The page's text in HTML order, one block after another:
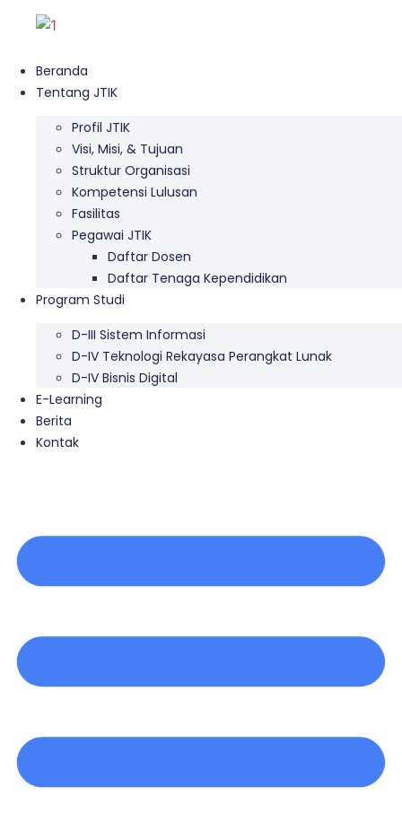
contentBeranda
Tentang JTIK
Profil JTIK
Visi, Misi, & Tujuan
Struktur Organisasi
Kompetensi Lulusan
Fasilitas
Pegawai JTIK
Daftar Dosen
Daftar Tenaga Kependidikan
Program Studi
D-III Sistem Informasi
D-IV Teknologi Rekayasa Perangkat Lunak
D-IV Bisnis Digital
E-Learning
Berita
Kontak